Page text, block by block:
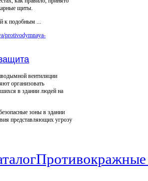
щиты.
к подобным ...
вентиляции
организовать
в здании людей на
зоны в здании
представляющих угрозу